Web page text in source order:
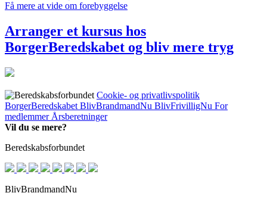
Få mere at vide om forebyggelse
Arranger et kursus hos
BorgerBeredskabet og bliv mere tryg
Cookie- og privatlivspolitik
BorgerBeredskabet BlivBrandmandNu BlivFrivilligNu For
medlemmer Årsberetninger
Vil du se mere?
Beredskabsforbundet
BlivBrandmandNu